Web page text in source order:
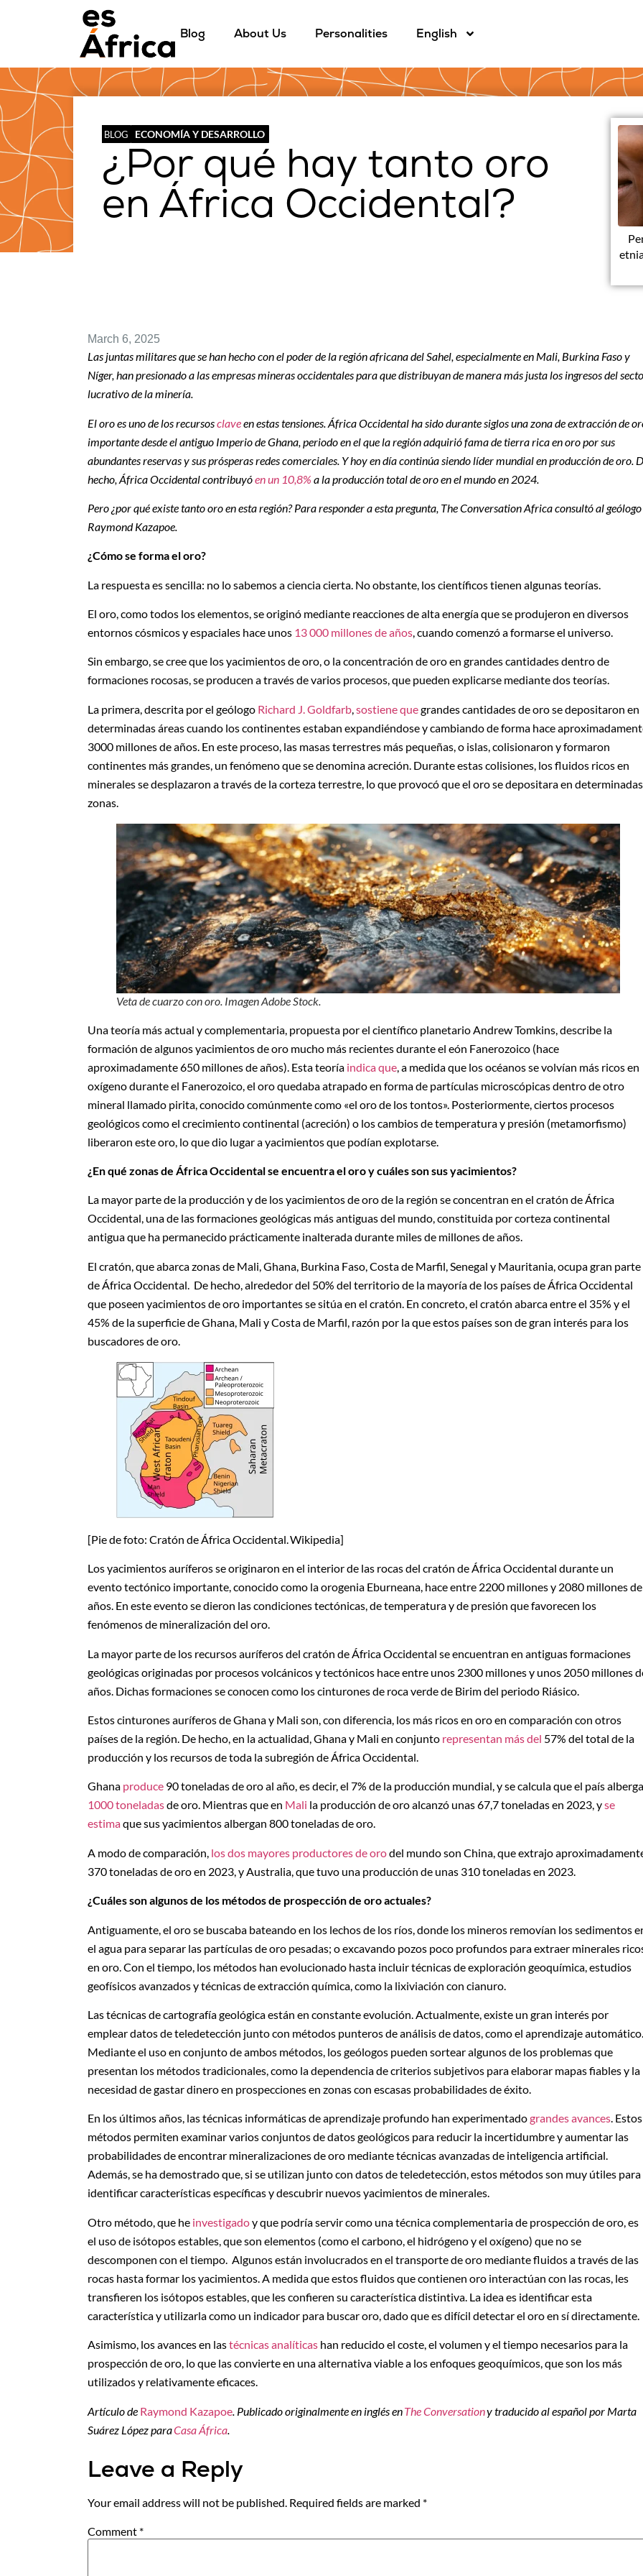
Blog About Us Personalities English
BLOG ECONOMÍA Y DESARROLLO
¿Por qué hay tanto oro
en África Occidental?
March 6, 2025
Las juntas militares que se han hecho con el poder de la región africana del Sahel, especialmente en Mali, Burkina Faso y
Níger, han presionado a las empresas mineras occidentales para que distribuyan de manera más justa los ingresos del
lucrativo de la minería.
El oro es uno de los recursosclaveen estas tensiones. África Occidental ha sido durante siglos una zona de extracción de
importante desde el antiguo Imperio de Ghana, periodo en el que la región adquirió fama de tierra rica en oro por sus
abundantes reservas y sus prósperas redes comerciales. Y hoy en día continúa siendo líder mundial en producción de oro.
hecho, África Occidental contribuyóen un 10,8% a la producción total de oro en el mundo en 2024.
Pero ¿por qué existe tanto oro en esta región? Para responder a esta pregunta, The Conversation Africa consultó al geólogo
Raymond Kazapoe.
¿Cómo se forma el oro?
La respuesta es sencilla: no lo sabemos a ciencia cierta. No obstante, los científicos tienen algunas teorías.
El oro, como todos los elementos, se originó mediante reacciones de alta energía que se produjeron en diversos
entornos cósmicos y espaciales hace unos 13 000 millones de años, cuando comenzó a formarse el universo.
Sin embargo, se cree que los yacimientos de oro, o la concentración de oro en grandes cantidades dentro de
formaciones rocosas, se producen a través de varios procesos, que pueden explicarse mediante dos teorías.
La primera, descrita por el geólogo Richard J. Goldfarb,sostiene quegrandes cantidades de oro se depositaron en
determinadas áreas cuando los continentes estaban expandiéndose y cambiando de forma hace
3000 millones de años. En este proceso, las masas terrestres más pequeñas, o islas, colisionaron y formaron
continentes más grandes, un fenómeno que se denomina acreción. Durante estas colisiones, los fluidos ricos en
minerales se desplazaron a través de la corteza terrestre, lo que provocó que el oro se depositara en determinadas
zonas.
Veta de cuarzo con oro. Imagen Adobe Stock.
Una teoría más actual y complementaria, propuesta por el científico planetario Andrew Tomkins, describe la
formación de algunos yacimientos de oro mucho más recientes durante el eón Fanerozoico (hace
aproximadamente 650 millones de años). Esta teoría indica que , a medida que los océanos se volvían más ricos en
oxígeno durante el Fanerozoico, el oro quedaba atrapado en forma de partículas microscópicas dentro de otro
mineral llamado pirita, conocido comúnmente como «el oro de los tontos». Posteriormente, ciertos procesos
geológicos como el crecimiento continental (acreción) o los cambios de temperatura y presión (metamorfismo)
liberaron este oro, lo que dio lugar a yacimientos que podían explotarse.
¿En qué zonas de África Occidental se encuentra el oro y cuáles son sus yacimientos?
La mayor parte de la producción y de los yacimientos de oro de la región se concentran en el cratón de África
Occidental, una de las formaciones geológicas más antiguas del mundo, constituida por corteza continental
antigua que ha permanecido prácticamente inalterada durante miles de millones de años.
El cratón, que abarca zonas de Mali, Ghana, Burkina Faso, Costa de Marfil, Senegal y Mauritania, ocupa gran parte
de África Occidental. De hecho, alrededor del 50% del territorio de la mayoría de los países de África Occidental
que poseen yacimientos de oro importantes se sitúa en el cratón. En concreto, el cratón abarca entre el 35% y el
45% de la superficie de Ghana, Mali y Costa de Marfil, razón por la que estos países son de gran interés para los
buscadores de oro.
[Pie de foto: Cratón de África Occidental. Wikipedia]
Los yacimientos auríferos se originaron en el interior de las rocas del cratón de África Occidental durante un
evento tectónico importante, conocido como la orogenia Eburneana, hace entre 2200 millones y 2080 millones de
años. En este evento se dieron las condiciones tectónicas, de temperatura y de presión que favorecen los
fenómenos de mineralización del oro.
La mayor parte de los recursos auríferos del cratón de África Occidental se encuentran en antiguas formaciones
geológicas originadas por procesos volcánicos y tectónicos hace entre unos 2300 millones y unos 2050 millones
años. Dichas formaciones se conocen como los cinturones de roca verde de Birim del periodo Riásico.
Estos cinturones auríferos de Ghana y Mali son, con diferencia, los más ricos en oro en comparación con otros
países de la región. De hecho, en la actualidad, Ghana y Mali en conjunto representan más del 57% del total de la
producción y los recursos de toda la subregión de África Occidental.
Ghana produce 90 toneladas de oro al año, es decir, el 7% de la producción mundial, y se calcula que el país alberga
1000 toneladasde oro. Mientras que en Mali la producción de oro alcanzó unas 67,7 toneladas en 2023, yse
estimaque sus yacimientos albergan 800 toneladas de oro.
A modo de comparación, los dos mayores productores de orodel mundo son China, que extrajo
370 toneladas de oro en 2023, y Australia, que tuvo una producción de unas 310 toneladas en 2023.
¿Cuáles son algunos de los métodos de prospección de oro actuales?
Antiguamente, el oro se buscaba bateando en los lechos de los ríos, donde los mineros removían los sedimentos
el agua para separar las partículas de oro pesadas; o excavando pozos poco profundos para extraer minerales
en oro. Con el tiempo, los métodos han evolucionado hasta incluir técnicas de exploración geoquímica, estudios
geofísicos avanzados y técnicas de extracción química, como la lixiviación con cianuro.
Las técnicas de cartografía geológica están en constante evolución. Actualmente, existe un gran interés por
emplear datos de teledetección junto con métodos punteros de análisis de datos, como el aprendizaje automático.
Mediante el uso en conjunto de ambos métodos, los geólogos pueden sortear algunos de los problemas que
presentan los métodos tradicionales, como la dependencia de criterios subjetivos para elaborar mapas fiables y la
necesidad de gastar dinero en prospecciones en zonas con escasas probabilidades de éxito.
En los últimos años, las técnicas informáticas de aprendizaje profundo han experimentadograndes avances. Estos
métodos permiten examinar varios conjuntos de datos geológicos para reducir la incertidumbre y aumentar las
probabilidades de encontrar mineralizaciones de oro mediante técnicas avanzadas de inteligencia artificial.
Además, se ha demostrado que, si se utilizan junto con datos de teledetección, estos métodos son muy útiles para
identificar características específicas y descubrir nuevos yacimientos de minerales.
Otro método, que he investigadoy que podría servir como una técnica complementaria de prospección de oro, es
el uso de isótopos estables, que son elementos (como el carbono, el hidrógeno y el oxígeno) que no se
descomponen con el tiempo. Algunos están involucrados en el transporte de oro mediante fluidos a través de las
rocas hasta formar los yacimientos. A medida que estos fluidos que contienen oro interactúan con las rocas, les
transfieren los isótopos estables, que les confieren su característica distintiva. La idea es identificar esta
característica y utilizarla como un indicador para buscar oro, dado que es difícil detectar el oro en sí directamente.
Asimismo, los avances en lastécnicas analíticas han reducido el coste, el volumen y el tiempo necesarios para la
prospección de oro, lo que las convierte en una alternativa viable a los enfoques geoquímicos, que son los más
utilizados y relativamente eficaces.
Artículo de Raymond Kazapoe . Publicado originalmente en inglés enThe Conversationy traducido al español por Marta
Suárez López paraCasa África
Leave a Reply
Your email address will not be published. Required fields are marked *
Comment *